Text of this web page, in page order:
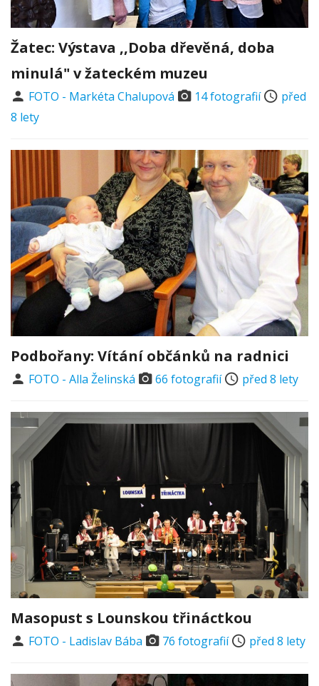
Žatec: Výstava ,,Doba dřevěná, doba
minulá" v žateckém muzeu
FOTO - Markéta Chalupová 14 fotografií
před
8 lety
Podbořany: Vítání občánků na radnici
FOTO - Alla Želinská 66 fotografií před 8 lety
Masopust s Lounskou třináctkou
FOTO - Ladislav Bába 76 fotografií před 8 lety